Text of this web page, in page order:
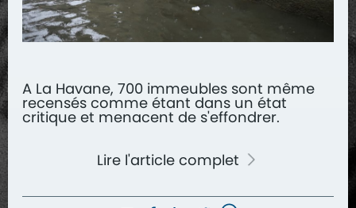
A La Havane, 700 immeubles sont même
recensés comme étant dans un état
critique et menacent de s'effondrer.
Lire l'article complet